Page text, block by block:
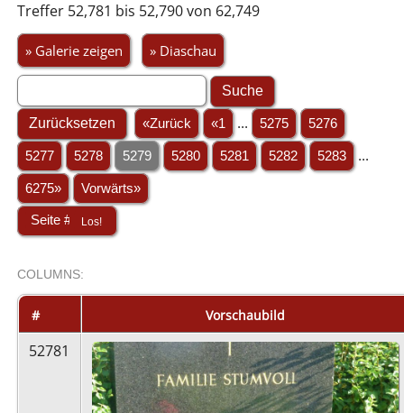
Treffer 52,781 bis 52,790 von 62,749
» Galerie zeigen » Diaschau
«Zurück «1 ... 5275 5276
5277 5278 5279 5280 5281 5282 5283 ...
6275» Vorwärts»
COLUMNS:
# Vorschaubild
52781